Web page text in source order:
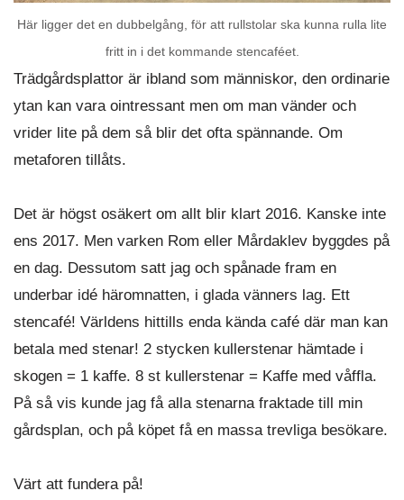
Här ligger det en dubbelgång, för att rullstolar ska kunna rulla lite
fritt in i det kommande stencaféet.
Trädgårdsplattor är ibland som människor, den ordinarie
ytan kan vara ointressant men om man vänder och
vrider lite på dem så blir det ofta spännande. Om
metaforen tillåts.
Det är högst osäkert om allt blir klart 2016. Kanske inte
ens 2017. Men varken Rom eller Mårdaklev byggdes på
en dag. Dessutom satt jag och spånade fram en
underbar idé häromnatten, i glada vänners lag. Ett
stencafé! Världens hittills enda kända café där man kan
betala med stenar! 2 stycken kullerstenar hämtade i
skogen = 1 kaffe. 8 st kullerstenar = Kaffe med våffla.
På så vis kunde jag få alla stenarna fraktade till min
gårdsplan, och på köpet få en massa trevliga besökare.
Värt att fundera på!